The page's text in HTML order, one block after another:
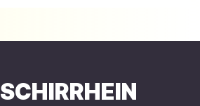
SCHIRRHEIN